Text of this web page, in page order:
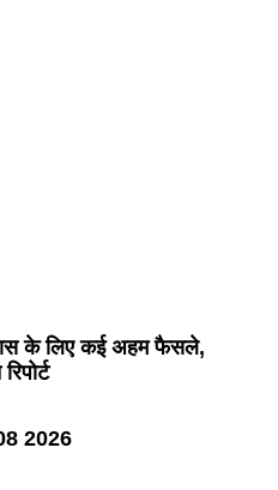
के लिए कई अहम फैसले,
2026